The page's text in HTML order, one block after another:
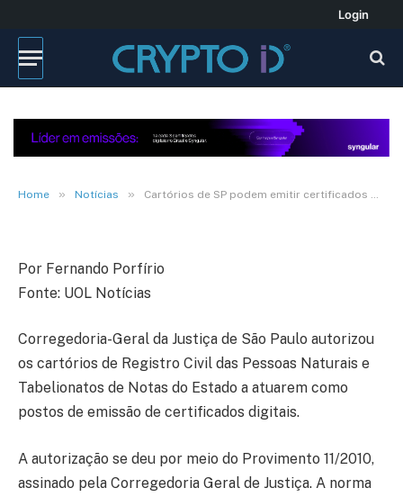
Login
Home » Notícias » Cartórios de SP podem emitir certificados digitais
Cartórios de SP podem emitir
certificados digitais
Por Fernando Porfírio
Fonte: UOL Notícias
Corregedoria-Geral da Justiça de São Paulo autorizou
os cartórios de Registro Civil das Pessoas Naturais e
Tabelionatos de Notas do Estado a atuarem como
postos de emissão de certificados digitais.
A autorização se deu por meio do Provimento 11/2010,
assinado pela Corregedoria Geral de Justiça. A norma